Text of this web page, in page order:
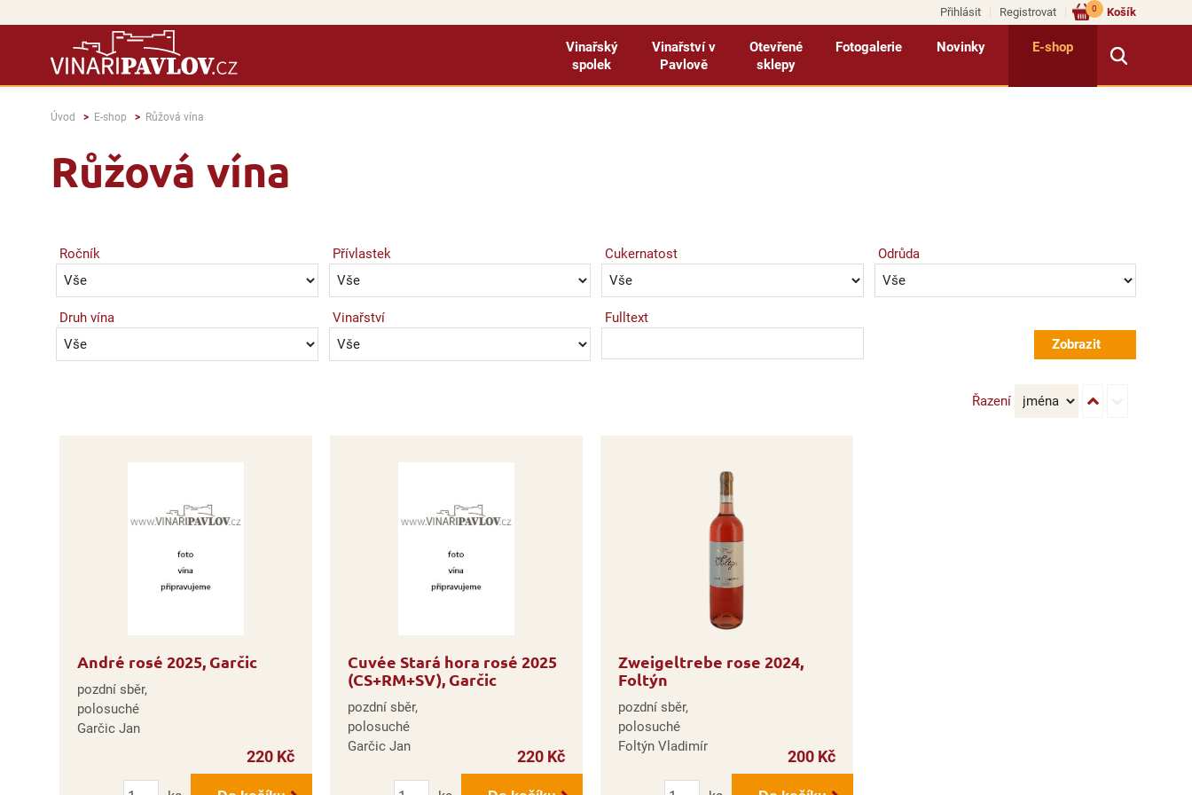
Přihlásit Registrovat Košík
0
Vinařský
spolek
Vinařství v
Pavlově
Otevřené
sklepy
Fotogalerie Novinky E-shop
Úvod E-shop Růžová vína
Růžová vína
Ročník Přívlastek Cukernatost Odrůda
Druh vína Vinařství Fulltext
Řazení
André rosé 2025, Garčic
pozdní sběr,
polosuché
Garčic Jan
220 Kč
Počet
Cuvée Stará hora rosé 2025
(CS+RM+SV), Garčic
pozdní sběr,
polosuché
Garčic Jan
220 Kč
Počet
Zweigeltrebe rose 2024,
Foltýn
pozdní sběr,
polosuché
Foltýn Vladimír
200 Kč
Počet